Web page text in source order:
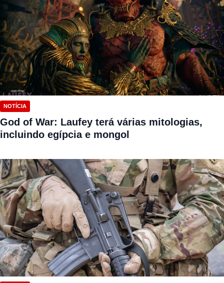
NOTÍCIA
God of War: Laufey terá várias mitologias,
incluindo egípcia e mongol